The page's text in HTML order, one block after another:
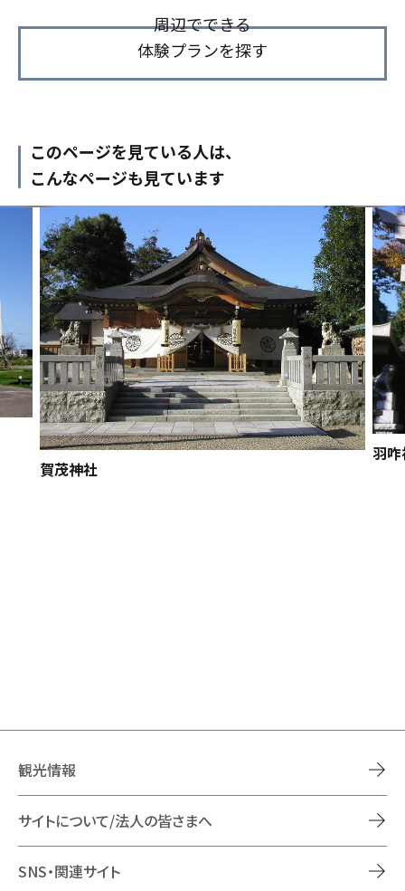
周辺でできる
体験プランを探す
このページを見ている人は、
こんなページも見ています
賀茂神社
羽
観光情報
サイトについて/法人の皆さまへ
SNS・関連サイト